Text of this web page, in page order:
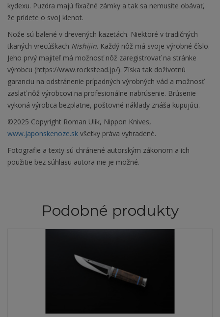
kydexu. Puzdra majú fixačné zámky a tak sa nemusíte obávať,
že prídete o svoj klenot.
Nože sú balené v drevených kazetách. Niektoré v tradičných
tkaných vrecúškach Nishijin. Každý nôž má svoje výrobné číslo.
Jeho prvý majiteľ má možnosť nôž zaregistrovať na stránke
výrobcu (https://www.rockstead.jp/). Získa tak doživotnú
garanciu na odstránenie prípadných výrobných vád a možnosť
zaslať nôž výrobcovi na profesionálne nabrúsenie. Brúsenie
vykoná výrobca bezplatne, poštovné náklady znáša kupujúci.
©2025 Copyright Roman Ulík, Nippon Knives,
www.japonskenoze.sk všetky práva vyhradené.
Fotografie a texty sú chránené autorským zákonom a ich
použitie bez súhlasu autora nie je možné.
Podobné produkty